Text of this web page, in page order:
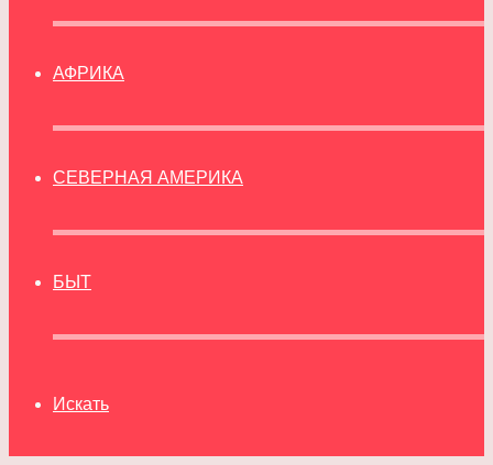
АФРИКА
СЕВЕРНАЯ АМЕРИКА
БЫТ
Искать